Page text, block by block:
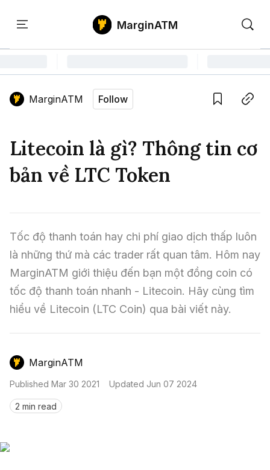
Home
Tin Tức Bitcoin
Tin Tức Altcoin
Tin Tức Thị Trường
Phân Tích Bitcoin
Phân Tích Ethereum
Phân Tích Thị Trường
Thuật Ngữ Cơ Bản
Kiến Thức Tổng Hợp
Kinh Nghiệm Đầu Tư
Sàn Giao Dịch
Công Cụ Đầu Tư
Chỉ Báo Kỹ Thuật
Nến & Price Action
Mô Hình Biểu Đồ Giá
Săn Gem
Airdrop
GameFi
Sign in
MarginATM
MarginATM Follow
Litecoin là gì? Thông tin cơ
bản về LTC Token
Tốc độ thanh toán hay chi phí giao dịch thấp luôn
là những thứ mà các trader rất quan tâm. Hôm nay
MarginATM giới thiệu đến bạn một đồng coin có
tốc độ thanh toán nhanh - Litecoin. Hãy cùng tìm
hiểu về Litecoin (LTC Coin) qua bài viết này.
MarginATM
Published Mar 30 2021 Updated Jun 07 2024
2 min read